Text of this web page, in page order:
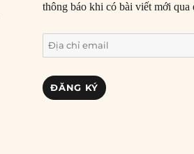
thông báo khi có bài viết mới qua
Địa
chỉ
email
ĐĂNG KÝ